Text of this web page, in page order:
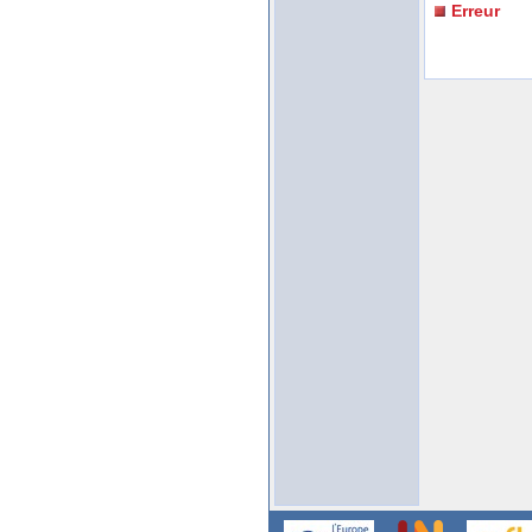
Erreur